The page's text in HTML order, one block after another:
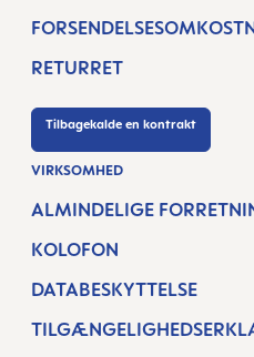
RETURRET
Tilbagekalde en kontrakt
VIRKSOMHED
ALMINDELIGE
KOLOFON
DATABESKYTTELSE